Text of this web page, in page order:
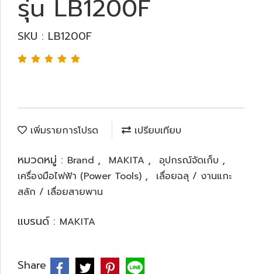
รุ่น LB1200F
SKU : LB1200F
เพิ่มรายการโปรด เปรียบเทียบ
หมวดหมู่ : Brand , MAKITA , อุปกรณ์จัดเก็บ ,
เครื่องมือไฟฟ้า (Power Tools) ,
เลื่อยฉลุ / งานแกะ
สลัก / เลื่อยสายพาน
แบรนด์ : MAKITA
Share